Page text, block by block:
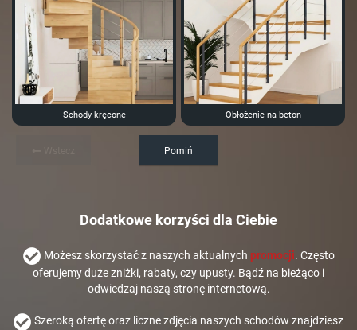
Schody kręcone Obłożenie na beton
Pomiń
Dodatkowe korzyści dla Ciebie
Możesz skorzystać z naszych aktualnych promocji. Często
oferujemy duże zniżki, rabaty, czy upusty. Bądź na bieżąco i
odwiedzaj naszą stronę internetową.
Szeroką ofertę oraz liczne zdjęcia naszych schodów znajdziesz